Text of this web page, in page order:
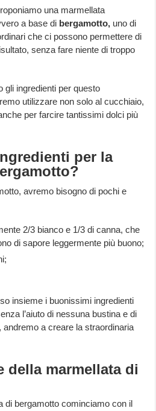
una marmellata
a base di bergamotto, uno di
che ci possono permettere di
senza fare niente di troppo
gli ingredienti per questo
utilizzare non solo al cucchiaio,
per farcire tantissimi dolci più
per la
avremo bisogno di pochi e
2/3 bianco e 1/3 di canna, che
di sapore leggermente più buono;
insieme i buonissimi ingredienti
l’aiuto di nessuna bustina e di
a creare la straordinaria
della marmellata di
di bergamotto cominciamo con il